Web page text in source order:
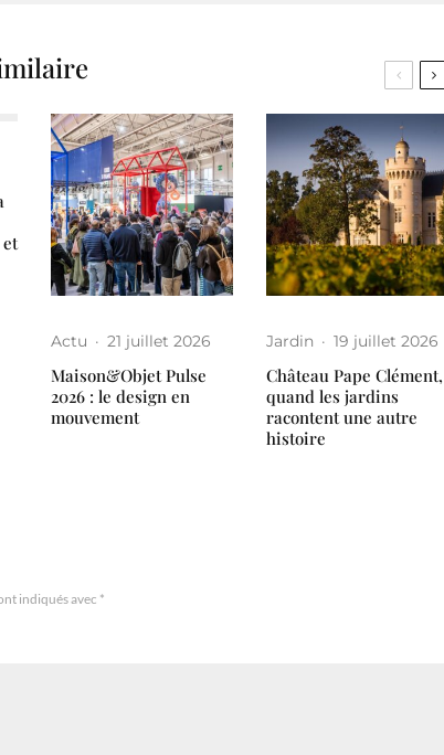
Actu · 21 juillet 2026
Maison&Objet Pulse
2026 : le design en
mouvement
Jardin · 19 juillet 2026
Château Pape Clément,
quand les jardins
racontent une autre
histoire
indiqués avec *